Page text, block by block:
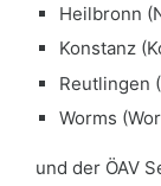
Heilbronn
Konstanz
Reutlingen
Worms
und der ÖAV